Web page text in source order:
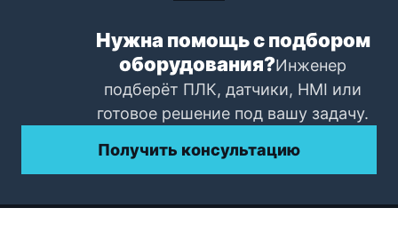
Нужна помощь с подбором
оборудования?Инженер
подберёт ПЛК, датчики, HMI или
готовое решение под вашу задачу.
Получить консультацию